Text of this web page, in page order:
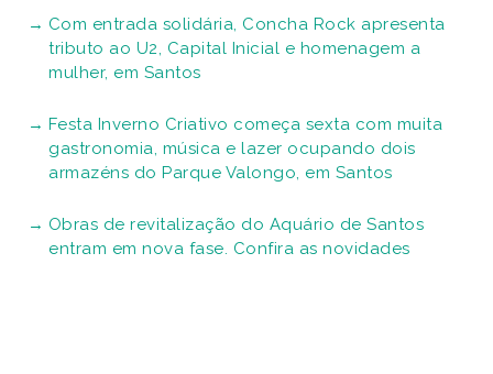
Com entrada solidária, Concha Rock apresenta
tributo ao U2, Capital Inicial e homenagem a
mulher, em Santos
Festa Inverno Criativo começa sexta com muita
gastronomia, música e lazer ocupando dois
armazéns do Parque Valongo, em Santos
Obras de revitalização do Aquário de Santos
entram em nova fase. Confira as novidades